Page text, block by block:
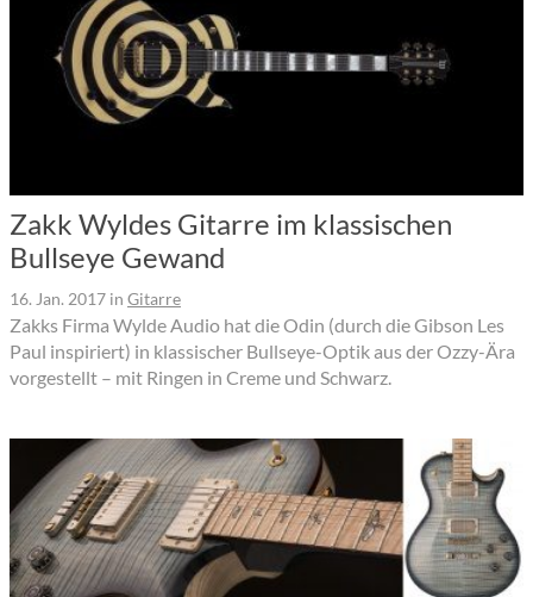
Zakk Wyldes Gitarre im klassischen
Bullseye Gewand
16. Jan. 2017 in Gitarre
Zakks Firma Wylde Audio hat die Odin (durch die Gibson Les
Paul inspiriert) in klassischer Bullseye-Optik aus der Ozzy-Ära
vorgestellt – mit Ringen in Creme und Schwarz.